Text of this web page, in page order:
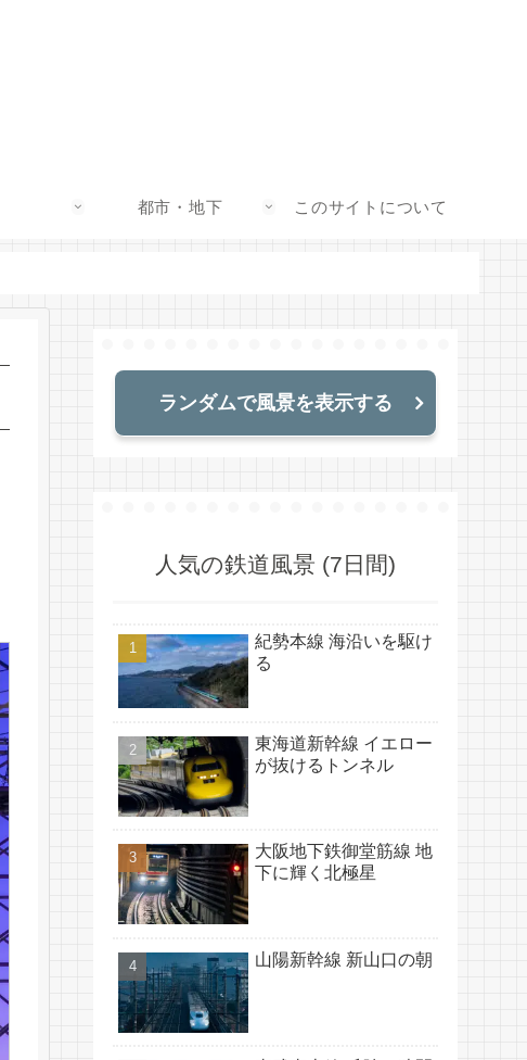
都市・地下 このサイトについて
ランダムで風景を表示する
人気の鉄道風景 (7日間)
紀勢本線 海沿いを駆け
る
東海道新幹線 イエロー
が抜けるトンネル
大阪地下鉄御堂筋線 地
下に輝く北極星
山陽新幹線 新山口の朝